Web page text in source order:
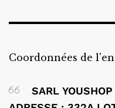
Coordonnées de
SARL